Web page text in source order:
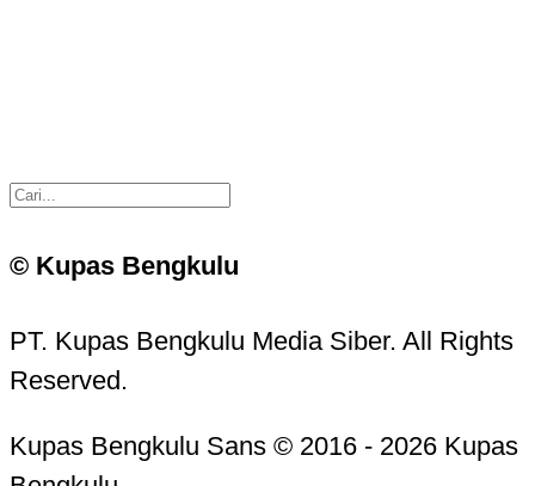
© Kupas Bengkulu
PT. Kupas Bengkulu Media Siber. All Rights
Reserved.
Kupas Bengkulu Sans © 2016 - 2026 Kupas